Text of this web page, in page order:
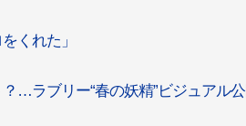
くれた」
…ラブリー“春の妖精”ビジュアル